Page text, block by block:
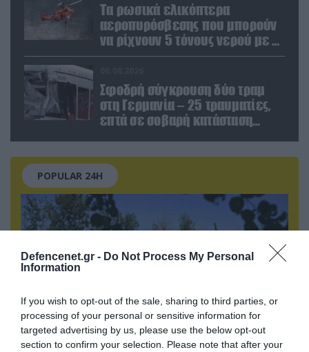
Defencenet.gr - Do Not Process My Personal
Information
If you wish to opt-out of the sale, sharing to third parties, or
processing of your personal or sensitive information for
targeted advertising by us, please use the below opt-out
section to confirm your selection. Please note that after your
Τα ρωσικά ελικόπτερα
αεροπυρόσβεσης που μπορούν
να ρίχνουν 5 τόνους νερού με 8
μποφόρ
Σφοδρή σύγκρουση δύο τραμ
στη Γερμανία – 25 τραυματίες,
επτά σε σοβαρή κατάσταση
POPULAR 24H